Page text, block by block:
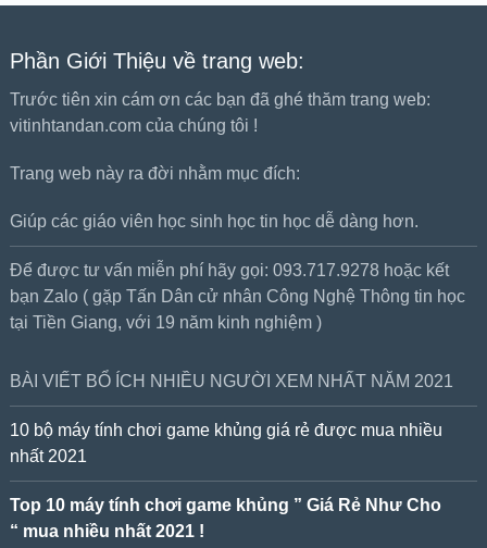
Phần Giới Thiệu về trang web:
Trước tiên xin cám ơn các bạn đã ghé thăm trang web:
vitinhtandan.com của chúng tôi !
Trang web này ra đời nhằm mục đích:
Giúp các giáo viên học sinh học tin học dễ dàng hơn.
Để được tư vấn miễn phí hãy gọi: 093.717.9278 hoặc kết
bạn Zalo ( gặp Tấn Dân cử nhân Công Nghệ Thông tin học
tại Tiền Giang, với 19 năm kinh nghiệm )
BÀI VIẾT BỔ ÍCH NHIỀU NGƯỜI XEM NHẤT NĂM 2021
10 bộ máy tính chơi game khủng giá rẻ được mua nhiều
nhất 2021
Top 10 máy tính chơi game khủng ” Giá Rẻ Như Cho
“ mua nhiều nhất 2021 !